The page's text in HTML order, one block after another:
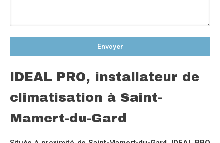
Envoyer
IDEAL PRO, installateur de
climatisation à Saint-
Mamert-du-Gard